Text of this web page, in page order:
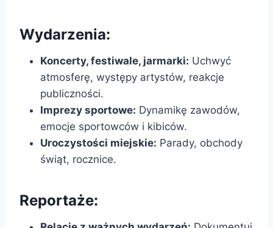
Wydarzenia:
Koncerty, festiwale, jarmarki: Uchwyć
atmosferę, występy artystów, reakcje
publiczności.
Imprezy sportowe: Dynamikę zawodów,
emocje sportowców i kibiców.
Uroczystości miejskie: Parady, obchody
świąt, rocznice.
Reportaże: